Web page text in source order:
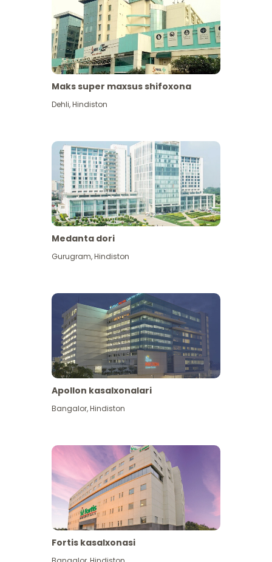
Maks super maxsus shifoxona
Dehli,Hindiston
Medanta dori
Gurugram,Hindiston
Apollon kasalxonalari
Bangalor,Hindiston
Fortis kasalxonasi